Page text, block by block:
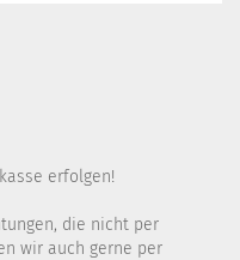
erfolgen!
die nicht per
wir auch gerne per